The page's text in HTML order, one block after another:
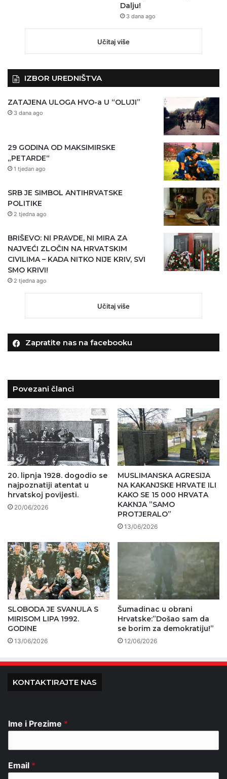
Dalju!
3 dana ago
Učitaj više
IZBOR UREDNIŠTVA
ZATAJENA ULOGA HVO-a U “OLUJI”
3 dana ago
29 GODINA OD MAKSIMIRSKE
„PETARDE“
1 tjedan ago
SRB JE SIMBOL ANTIHRVATSKE
POLITIKE
2 tjedna ago
BRIŠEVO: NI PRAVDE, NI MIRA ZA
NAJVEĆI ZLOČIN NA HRVATSKIM
CIVILIMA – KADA NITKO NIJE KRIV, SVI
SMO KRIVI!
2 tjedna ago
Učitaj više
Zapratite nas na facebooku
Povezani članci
20. lipnja 1928. dogodio se
najpoznatiji atentat u
hrvatskoj povijesti.
20/06/2026
MUSLIMANSKA AGRESIJA
NA KAKANJSKE HRVATE ILI
KAKO SE 15 000 HRVATA
KAKNJA ”SAMO
PROTJERALO”
13/06/2026
SLOBODA JE SVANULA S
MIRISOM LIPA 1992.
GODINE
13/06/2026
Šumadinac u obrani
Hrvatske:”Došao sam da
se borim za demokratiju!”
12/06/2026
KONTAKTIRAJTE NAS
Ime i Prezime *
Email *